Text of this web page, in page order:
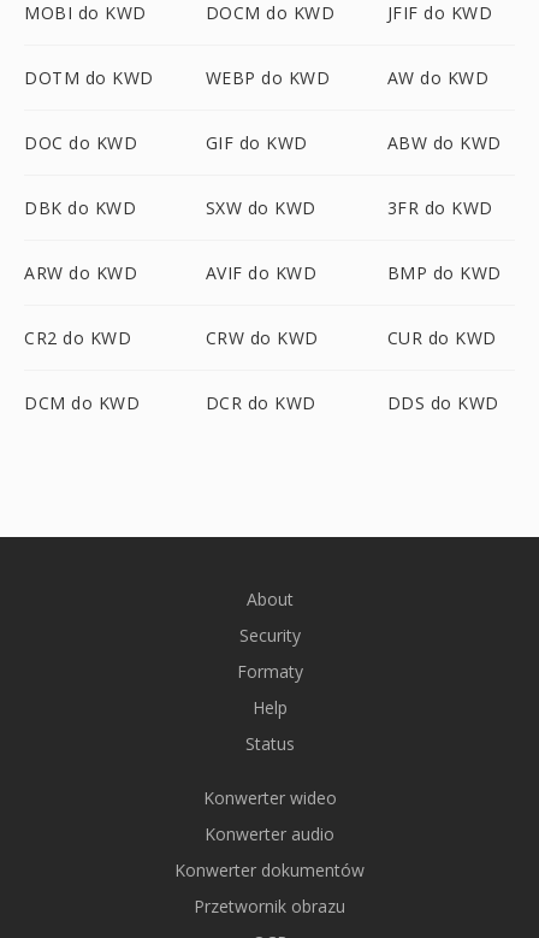
MOBI do KWD DOCM do KWD JFIF do KWD
DOTM do KWD WEBP do KWD AW do KWD
DOC do KWD GIF do KWD ABW do KWD
DBK do KWD SXW do KWD 3FR do KWD
ARW do KWD AVIF do KWD BMP do KWD
CR2 do KWD CRW do KWD CUR do KWD
DCM do KWD DCR do KWD DDS do KWD
About
Security
Formaty
Help
Status
Konwerter wideo
Konwerter audio
Konwerter dokumentów
Przetwornik obrazu